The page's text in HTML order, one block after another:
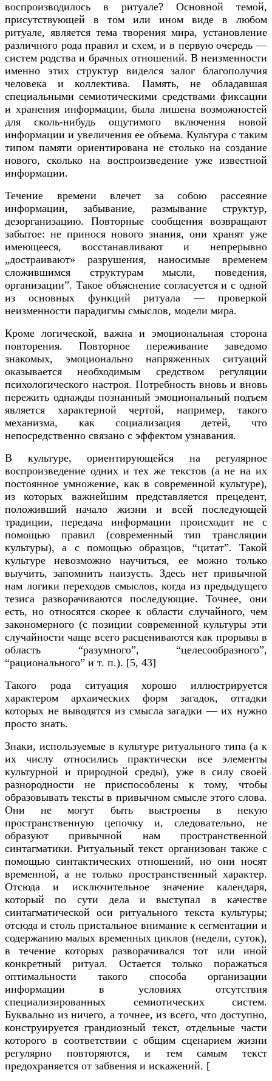
воспроизводилось в ритуале? Основной темой,
присутствующей в том или ином виде в любом
ритуале, является тема творения мира, установление
различного рода правил и схем, и в первую очередь —
систем родства и брачных отношений. В неизменности
именно этих структур виделся залог благополучия
человека и коллектива. Память, не обладавшая
специальными семиотическими средствами фиксации
и хранения информации, была лишена возможностей
для сколь-нибудь ощутимого включения новой
информации и увеличения ее объема. Культура с таким
типом памяти ориентирована не столько на создание
нового, сколько на воспроизведение уже известной
информации.
Течение времени влечет за собою рассеяние
информации, забывание, размывание структур,
дезорганизацию. Повторные сообщения возвращают
забытое: не принося нового знания, они хранят уже
имеющееся, восстанавливают и непрерывно
„достраивают» разрушения, наносимые временем
сложившимся структурам мысли, поведения,
организации”. Такое объяснение согласуется и с одной
из основных функций ритуала — проверкой
неизменности парадигмы смыслов, модели мира.
Кроме логической, важна и эмоциональная сторона
повторения. Повторное переживание заведомо
знакомых, эмоционально напряженных ситуаций
оказывается необходимым средством регуляции
психологического настроя. Потребность вновь и вновь
пережить однажды познанный эмоциональный подъем
является характерной чертой, например, такого
механизма, как социализация детей, что
непосредственно связано с эффектом узнавания.
В культуре, ориентирующейся на регулярное
воспроизведение одних и тех же текстов (а не на их
постоянное умножение, как в современной культуре),
из которых важнейшим представляется прецедент,
положивший начало жизни и всей последующей
традиции, передача информации происходит не с
помощью правил (современный тип трансляции
культуры), а с помощью образцов, “цитат”. Такой
культуре невозможно научиться, ее можно только
выучить, запомнить наизусть. Здесь нет привычной
нам логики переходов смыслов, когда из предыдущего
тезиса разворачиваются последующие. Точнее, они
есть, но относятся скорее к области случайного, чем
закономерного (с позиции современной культуры эти
случайности чаще всего расцениваются как прорывы в
область “разумного”, “целесообразного”,
“рационального” и т. п.). [5, 43]
Такого рода ситуация хорошо иллюстрируется
характером архаических форм загадок, отгадки
которых не выводятся из смысла загадки — их нужно
просто знать.
Знаки, используемые в культуре ритуального типа (а к
их числу относились практически все элементы
культурной и природной среды), уже в силу своей
разнородности не приспособлены к тому, чтобы
образовывать тексты в привычном смысле этого слова.
Они не могут быть выстроены в некую
пространственную цепочку и, следовательно, не
образуют привычной нам пространственной
синтагматики. Ритуальный текст организован также с
помощью синтактических отношений, но они носят
временной, а не только пространственный характер.
Отсюда и исключительное значение календаря,
который по сути дела и выступал в качестве
синтагматической оси ритуального текста культуры;
отсюда и столь пристальное внимание к сегментации и
содержанию малых временных циклов (недели, суток),
в течение которых разворачивался тот или иной
конкретный ритуал. Остается только поражаться
оптимальности такого способа организации
информации в условиях отсутствия
специализированных семиотических систем.
Буквально из ничего, а точнее, из всего, что доступно,
конструируется грандиозный текст, отдельные части
которого в соответствии с общим сценарием жизни
регулярно повторяются, и тем самым текст
предохраняется от забвения и искажений. [